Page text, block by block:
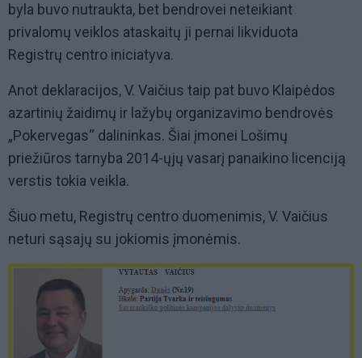
byla buvo nutraukta, bet bendrovei neteikiant
privalomų veiklos ataskaitų ji pernai likviduota
Registrų centro iniciatyva.
Anot deklaracijos, V. Vaičius taip pat buvo Klaipėdos
azartinių žaidimų ir lažybų organizavimo bendrovės
„Pokervegas“ dalininkas. Šiai įmonei Lošimų
priežiūros tarnyba 2014-ųjų vasarį panaikino licenciją
verstis tokia veikla.
Šiuo metu, Registrų centro duomenimis, V. Vaičius
neturi sąsajų su jokiomis įmonėmis.